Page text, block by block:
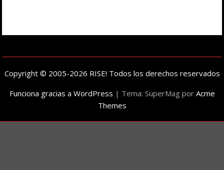
Copyright © 2005-2026 RISE! Todos los derechos reservados
Funciona gracias a WordPress | Tema: SuperMag por Acme
Themes